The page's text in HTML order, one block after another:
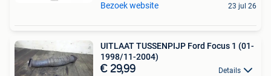
Bezoek website 23 jul 26
UITLAAT TUSSENPIJP Ford Focus 1 (01-
1998/11-2004)
€ 29,99 Details